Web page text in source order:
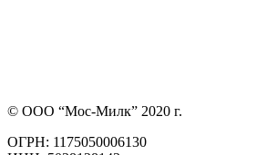
© ООО “Мос-Милк” 2020 г.
ОГРН: 1175050006130